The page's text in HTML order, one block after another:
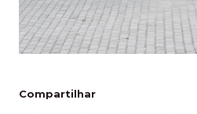
Compartilhar